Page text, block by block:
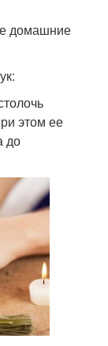
домашние
этом ее
до